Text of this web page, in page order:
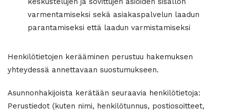
varmentamiseksi sekä asiakaspalvelun laadun
parantamiseksi että laadun varmistamiseksi
Henkilötietojen kerääminen perustuu hakemuksen
yhteydessä annettavaan suostumukseen.
Asunnonhakijoista kerätään seuraavia henkilötietoja:
Perustiedot (kuten nimi, henkilötunnus, postiosoitteet,